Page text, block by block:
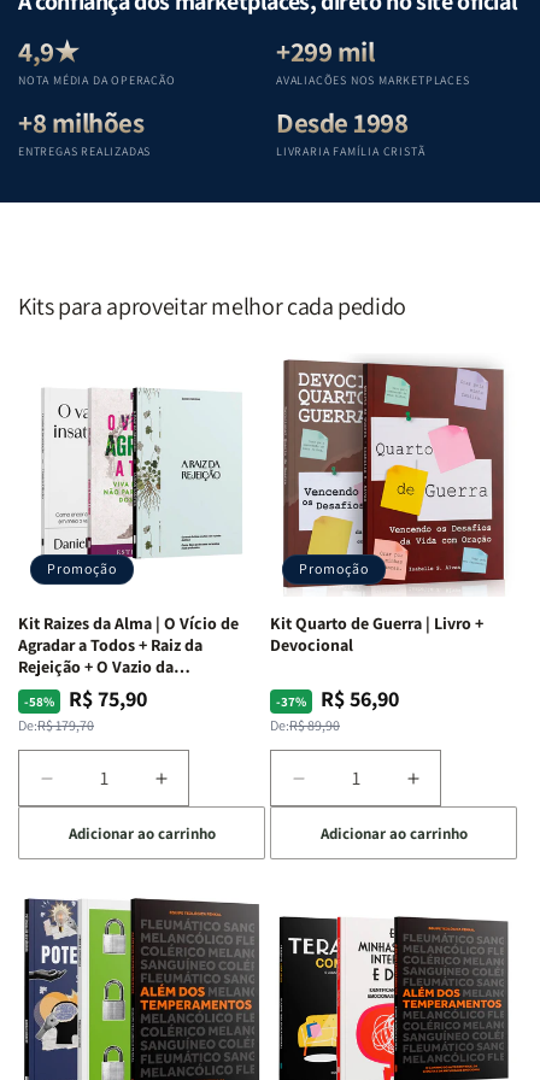
Equipe
Teológica
Penkal
Equipe
Penkal
Equipe
Teológica
Penkal
Equipe
4,9★
NOTA MÉDIA DA OPERAÇÃO
+299 mil
AVALIAÇÕES NOS MARKETPLACES
+8 milhões
ENTREGAS REALIZADAS
Desde 1998
LIVRARIA FAMÍLIA CRISTÃ
Kits para aproveitar melhor cada pedido
Promoção
Kit Raizes da Alma | O Vício de
Agradar a Todos + Raiz da
Rejeição + O Vazio da
Insatisfação.
-58%
Preço
normal
De:R$ 179,70
Preço
promocional
R$ 75,90
Diminuir
a
quantidade
de
Raizes
da
Alma
|
O
Vício
Aumentar
a
quantidade
de
Raizes
da
Alma
|
O
Vício
de
Adicionar ao carrinho
Promoção
Kit Quarto de Guerra | Livro +
Devocional
-37%
Preço
normal
De:R$ 89,90
Preço
promocional
R$ 56,90
Diminuir
a
quantidade
de
Quarto
de
Guerra
Livro
+
Devocional
Aumentar
a
quantidade
de
Quarto
de
Guerra
|
Livro
+
Devocional
Adicionar ao carrinho